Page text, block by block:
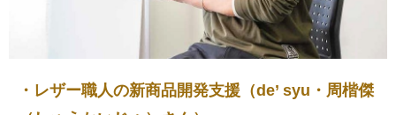
・レザー職人の新商品開発支援（de’ syu・周楷傑